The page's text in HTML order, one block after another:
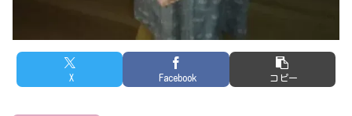
X Facebook コピー